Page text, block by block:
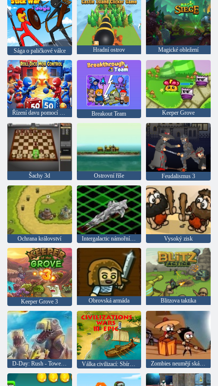
Sága o paličkové válce Hradní ostrov Magické obležení
Řízení davu pomocí hodů kostkami Breakout Team Keeper Grove
Šachy 3d Ostrovní říše Feudalismus 3
Ochrana království Intergalactic námořní bitva Vysoký zisk
Keeper Grove 3 Obrovská armáda Blitzova taktika
D-Day: Rush - Tower Defense Válka civilizací: Sbírka pro pána Zombies neumějí skákat